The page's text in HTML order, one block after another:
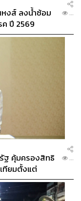
งส์ ลงน้ำซ้อม
ปี 2569
...
ฐ คุ้มครองสิทธิ
ทียมตั้งแต่
...